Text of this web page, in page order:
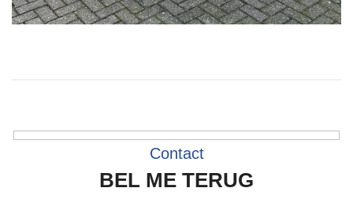
Contact
BEL ME TERUG